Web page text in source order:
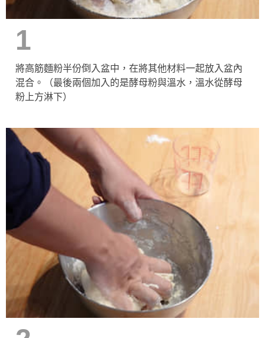
1
將高筋麵粉半份倒入盆中，在將其他材料一起放入盆內
混合。（最後兩個加入的是酵母粉與溫水，溫水從酵母
粉上方淋下）